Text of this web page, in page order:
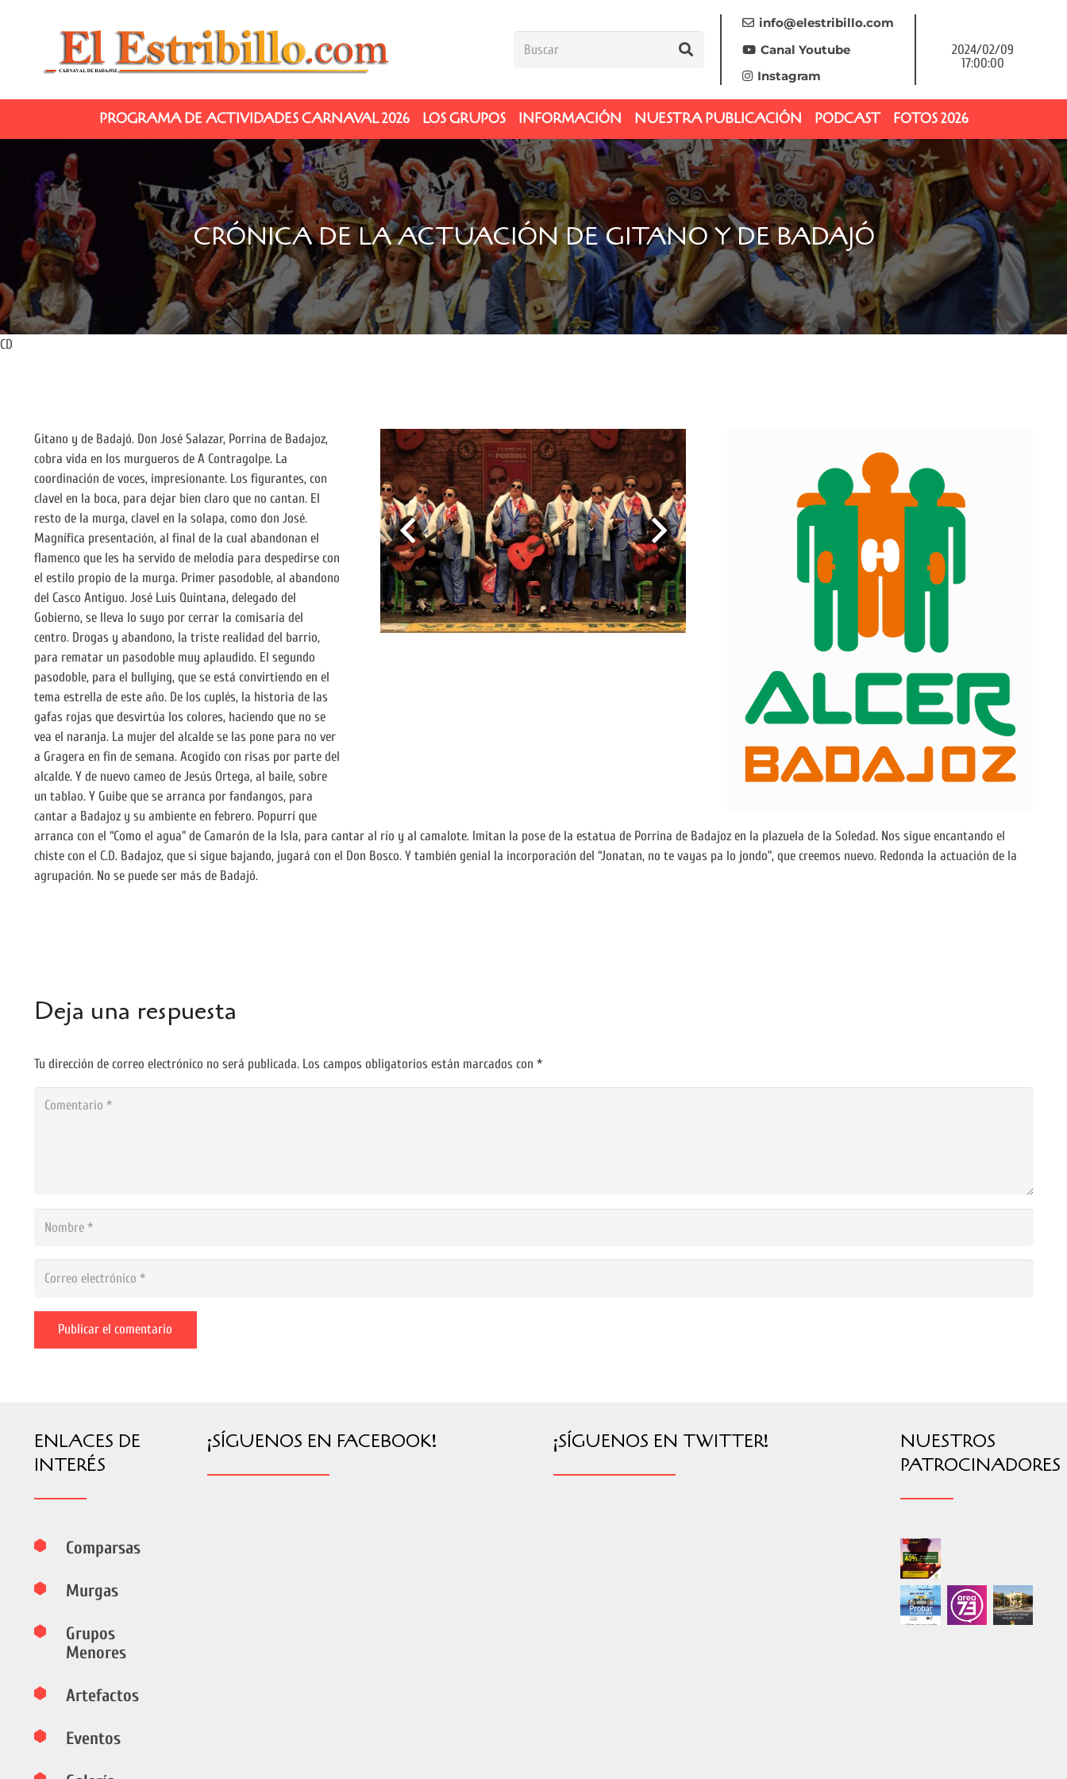
info@elestribillo.com
Canal Youtube
Instagram
2024/02/09
17:00:00
PROGRAMA DE ACTIVIDADES CARNAVAL 2026 LOS GRUPOS INFORMACIÓN NUESTRA PUBLICACIÓN PODCAST FOTOS 2026
CRÓNICA DE LA ACTUACIÓN DE GITANO Y DE BADAJÓ
CD
Gitano y de Badajó. Don José Salazar, Porrina de Badajoz,
cobra vida en los murgueros de A Contragolpe. La
coordinación de voces, impresionante. Los figurantes, con
clavel en la boca, para dejar bien claro que no cantan. El
resto de la murga, clavel en la solapa, como don José.
Magnífica presentación, al final de la cual abandonan el
flamenco que les ha servido de melodía para despedirse con
el estilo propio de la murga. Primer pasodoble, al abandono
del Casco Antiguo. José Luis Quintana, delegado del
Gobierno, se lleva lo suyo por cerrar la comisaría del
centro. Drogas y abandono, la triste realidad del barrio,
para rematar un pasodoble muy aplaudido. El segundo
pasodoble, para el bullying, que se está convirtiendo en el
tema estrella de este año. De los cuplés, la historia de las
gafas rojas que desvirtúa los colores, haciendo que no se
vea el naranja. La mujer del alcalde se las pone para no ver
a Gragera en fin de semana. Acogido con risas por parte del
alcalde. Y de nuevo cameo de Jesús Ortega, al baile, sobre
un tablao. Y Guibe que se arranca por fandangos, para
cantar a Badajoz y su ambiente en febrero. Popurrí que
arranca con el “Como el agua” de Camarón de la Isla, para cantar al río y al camalote. Imitan la pose de la estatua de Porrina de Badajoz en la plazuela de la Soledad. Nos sigue encantando el
chiste con el C.D. Badajoz, que si sigue bajando, jugará con el Don Bosco. Y también genial la incorporación del “Jonatan, no te vayas pa lo jondo”, que creemos nuevo. Redonda la actuación de la
agrupación. No se puede ser más de Badajó.
Deja una respuesta
Tu dirección de correo electrónico no será publicada. Los campos obligatorios están marcados con *
Publicar el comentario
ENLACES DE
INTERÉS
Comparsas
Murgas
Grupos
Menores
Artefactos
Eventos
¡SÍGUENOS EN FACEBOOK! ¡SÍGUENOS EN TWITTER!
NUESTROS
PATROCINADORES